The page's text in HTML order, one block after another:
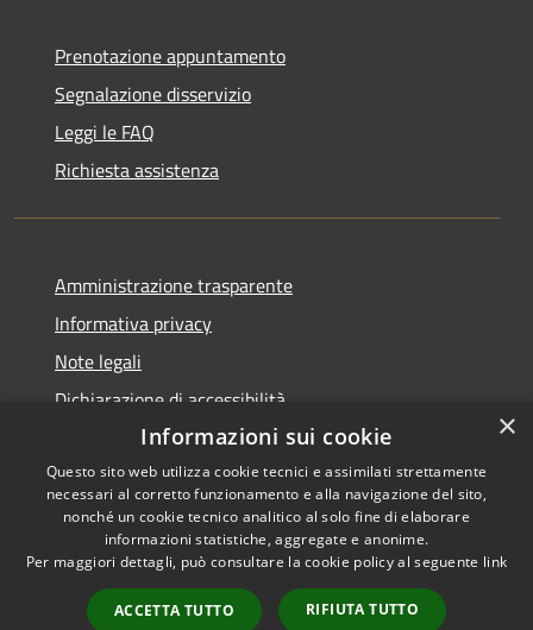
Prenotazione appuntamento
Segnalazione disservizio
Leggi le FAQ
Richiesta assistenza
Amministrazione trasparente
Informativa privacy
Note legali
Dichiarazione di accessibilità
Accessibilità
Privacy
Copyright © 2026 • Comune di
Zumpano • Powered by
Municipium
Accesso
redazione
×
Informazioni sui cookie
Questo sito web utilizza cookie tecnici e assimilati strettamente
necessari al corretto funzionamento e alla navigazione del sito,
nonché un cookie tecnico analitico al solo fine di elaborare
informazioni statistiche, aggregate e anonime.
Per maggiori dettagli, può consultare la cookie policy al seguente link
ACCETTA TUTTO RIFIUTA TUTTO